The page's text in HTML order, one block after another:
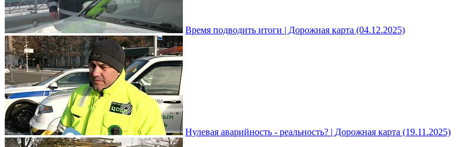
Время подводить итоги | Дорожная карта (04.12.2025)
Нулевая аварийность - реальность? | Дорожная карта (19.11.2025)